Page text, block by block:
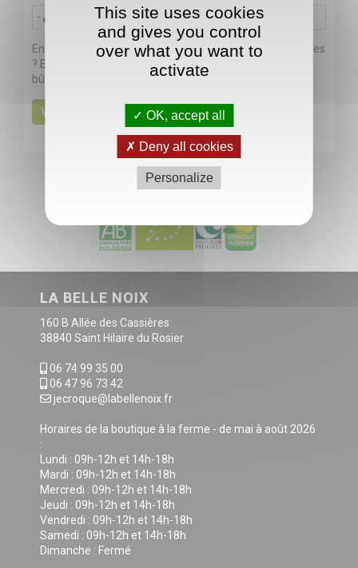
- 8 portions
Envie d'une bûche de Noël gourmande aux saveurs locales
? Enfilez votre tablier et testez sans plus attendre cette
bûche de fêtes aux noix et sans gluten !
VOIR +
LA BELLE NOIX
160 B Allée des Cassières
38840 Saint Hilaire du Rosier
06 74 99 35 00
06 47 96 73 42
jecroque@labellenoix.fr
Horaires de la boutique à la ferme - de mai à août 2026
:
Lundi : 09h-12h et 14h-18h
Mardi : 09h-12h et 14h-18h
Mercredi : 09h-12h et 14h-18h
Jeudi : 09h-12h et 14h-18h
Vendredi : 09h-12h et 14h-18h
Samedi : 09h-12h et 14h-18h
Dimanche : Fermé
This site uses cookies
and gives you control
over what you want to
activate
OK, accept all
Deny all cookies
Personalize